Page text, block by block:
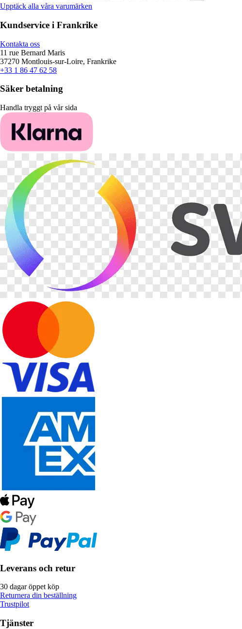
Upptäck alla våra varumärken
Kundservice i Frankrike
Kontakta oss
11 rue Bernard Maris
37270 Montlouis-sur-Loire, Frankrike
+33 1 86 47 62 58
Säker betalning
Handla tryggt på vår sida
Leverans och retur
30 dagar öppet köp
Returnera din beställning
Trustpilot
Tjänster